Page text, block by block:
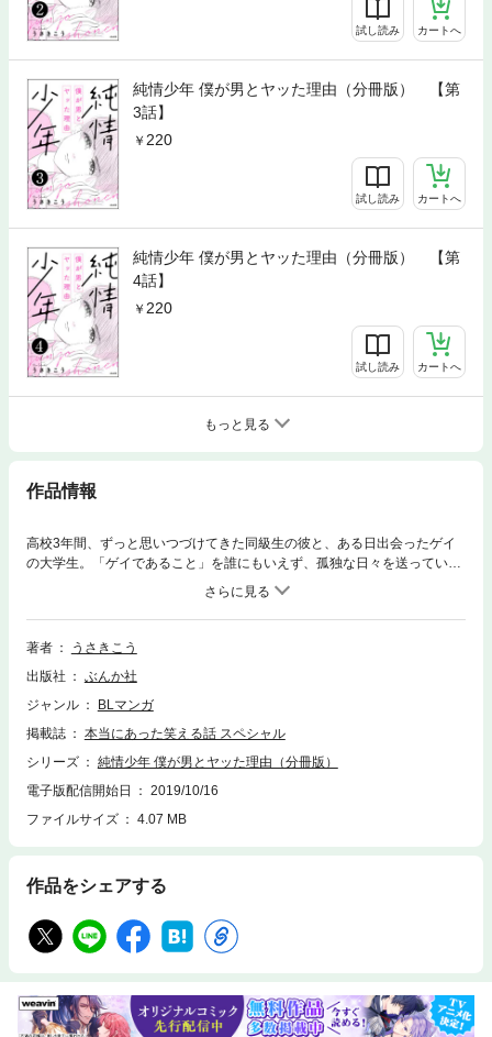
試し読み カートへ
純情少年 僕が男とヤッた理由（分冊版） 【第
3話】
220
試し読み カートへ
純情少年 僕が男とヤッた理由（分冊版） 【第
4話】
220
試し読み カートへ
もっと見る
作品情報
高校3年間、ずっと思いつづけてきた同級生の彼と、ある日出会ったゲイ
の大学生。「ゲイであること」を誰にもいえず、孤独な日々を送っていた
僕が、最後にとった行動は――!? 葛藤しながら生きてきた思春期時代を
セキララかつシュールに描いた、独白コミックエッセイ!! 「同性愛は子
供のうちから存在することを知ってほしい。」
著者
うさきこう
出版社
ぶんか社
ジャンル
BLマンガ
掲載誌
本当にあった笑える話 スペシャル
シリーズ
純情少年 僕が男とヤッた理由（分冊版）
電子版配信開始日
2019/10/16
ファイルサイズ
4.07 MB
作品をシェアする